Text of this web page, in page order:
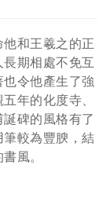
和王羲之的正
期相處不免互
令他產生了強
年的化度寺、
碑的風格有了
較為豐腴，結
風。